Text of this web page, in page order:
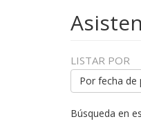
LISTAR POR
Por fecha de
Búsqueda en